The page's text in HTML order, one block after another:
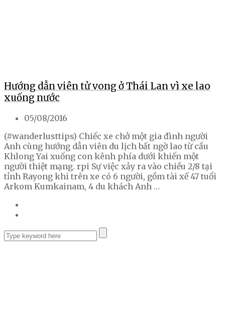
Hướng dẫn viên tử vong ở Thái Lan vì xe lao
xuống nước
05/08/2016
(#wanderlusttips) Chiếc xe chở một gia đình người
Anh cùng hướng dẫn viên du lịch bất ngờ lao từ cầu
Khlong Yai xuống con kênh phía dưới khiến một
người thiệt mạng. rpi Sự việc xảy ra vào chiều 2/8 tại
tỉnh Rayong khi trên xe có 6 người, gồm tài xế 47 tuổi
Arkom Kumkainam, 4 du khách Anh …